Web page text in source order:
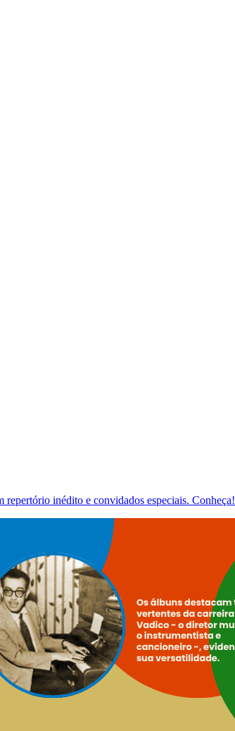
repertório inédito e convidados especiais. Conheça!